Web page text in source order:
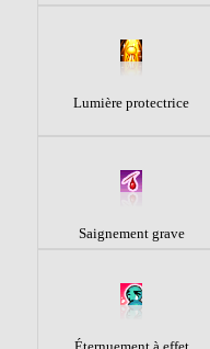
Lumière protectrice
Saignement grave